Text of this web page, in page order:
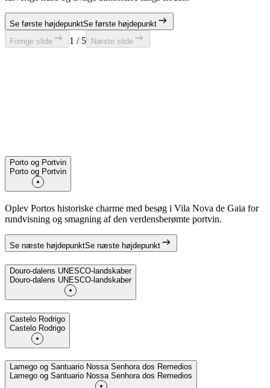
Se første højdepunktSe første højdepunkt
Forrige slide
1 / 5 Næste slide
Porto og Portvin
Porto og Portvin
Oplev Portos historiske charme med besøg i Vila Nova de Gaia for
rundvisning og smagning af den verdensberømte portvin.
Se næste højdepunktSe næste højdepunkt
Douro-dalens UNESCO-landskaber
Douro-dalens UNESCO-landskaber
Castelo Rodrigo
Castelo Rodrigo
Lamego og Santuario Nossa Senhora dos Remedios
Lamego og Santuario Nossa Senhora dos Remedios